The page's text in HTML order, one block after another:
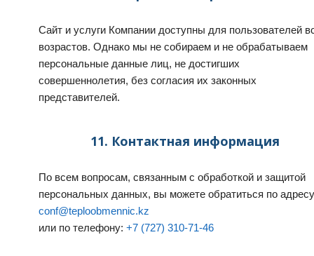
Сайт и услуги Компании доступны для пользователей
возрастов. Однако мы не собираем и не обрабатываем
персональные данные лиц, не достигших
совершеннолетия, без согласия их законных
представителей.
11. Контактная информация
По всем вопросам, связанным с обработкой и защитой
персональных данных, вы можете обратиться по
conf@teploobmennic.kz
или по телефону: +7 (727) 310-71-46